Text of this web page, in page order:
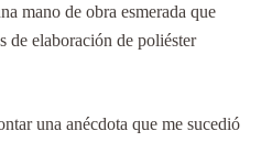
mano de obra esmerada que
de elaboración de poliéster
una anécdota que me sucedió